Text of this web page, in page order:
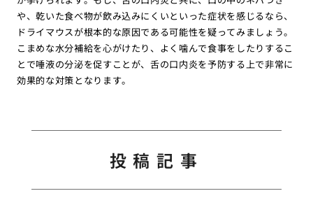
や、乾いた食べ物が飲み込みにくいといった症状を感じるなら、
ドライマウスが根本的な原因である可能性を疑ってみましょう。
こまめな水分補給を心がけたり、よく噛んで食事をしたりするこ
とで唾液の分泌を促すことが、舌の口内炎を予防する上で非常に
効果的な対策となります。
投稿記事